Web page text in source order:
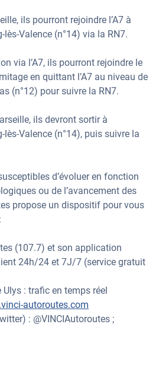
ils pourront rejoindre l’A7 à
lès-Valence (n°14) via la RN7.
via l’A7, ils pourront rejoindre le
en quittant l’A7 au niveau de
(n°12) pour suivre la RN7.
ils devront sortir à
lès-Valence (n°14), puis suivre la
d’évoluer en fonction
ou de l’avancement des
propose un dispositif pour vous
(107.7) et son application
24h/24 et 7J/7 (service gratuit
Ulys : trafic en temps réel
autoroutes.com
: @VINCIAutoroutes ;